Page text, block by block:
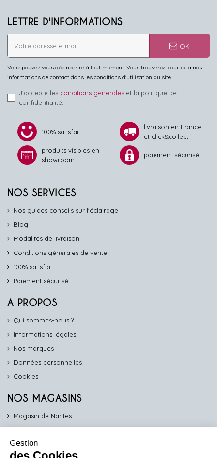
LETTRE D'INFORMATIONS
ok
Vous pouvez vous désinscrire à tout moment. Vous trouverez pour cela nos
informations de contact dans les conditions d'utilisation du site.
J'accepte les conditions générales et la politique de
confidentialité.
100% satisfait
livraison en France
et click&collect
produits visibles en
showroom
paiement sécurisé
NOS SERVICES
Nos guides conseils sur l'éclairage
Blog
Modalités de livraison
Conditions générales de vente
100% satisfait
Paiement sécurisé
A PROPOS
Qui sommes-nous ?
Informations légales
Nos marques
Données personnelles
Cookies
NOS MAGASINS
Magasin de Nantes
Magasin de Vannes
Gestion
des Cookies